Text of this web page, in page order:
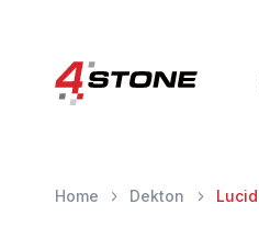
Home Dekton Lucid